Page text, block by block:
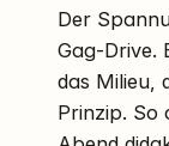
Der
Gag-Drive.
das Milieu,
Prinzip. So